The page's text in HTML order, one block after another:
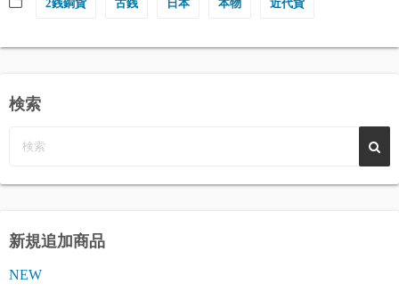
2銭銅貨 古銭 日本 本物 近代貨
検索
新規追加商品
NEW